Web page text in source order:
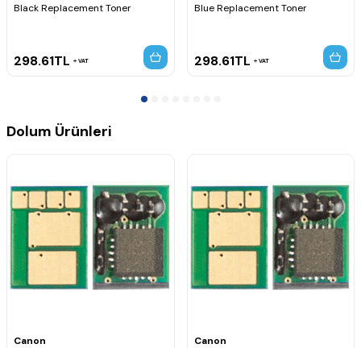
Black Replacement Toner
298.61TL VAT
Blue Replacement Toner
298.61TL VAT
Dolum Ürünleri
Canon
Canon